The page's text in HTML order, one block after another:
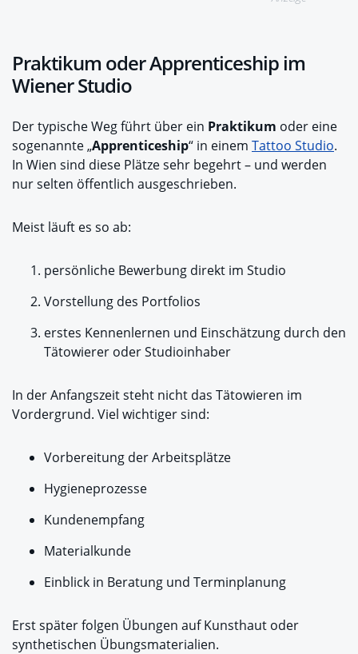
Praktikum oder Apprenticeship im
Wiener Studio
Der typische Weg führt über ein Praktikum oder eine
sogenannte „Apprenticeship“ in einem Tattoo Studio.
In Wien sind diese Plätze sehr begehrt – und werden
nur selten öffentlich ausgeschrieben.
Meist läuft es so ab:
persönliche Bewerbung direkt im Studio
Vorstellung des Portfolios
erstes Kennenlernen und Einschätzung durch den
Tätowierer oder Studioinhaber
In der Anfangszeit steht nicht das Tätowieren im
Vordergrund. Viel wichtiger sind:
Vorbereitung der Arbeitsplätze
Hygieneprozesse
Kundenempfang
Materialkunde
Einblick in Beratung und Terminplanung
Erst später folgen Übungen auf Kunsthaut oder
synthetischen Übungsmaterialien.